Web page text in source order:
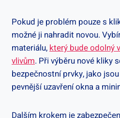
Pokud je problém ‍pouze s
možné ji nahradit novou.
materiálu, který bude odolný
vlivům. Při výběru nové kliky
bezpečnostní prvky, jako
pevnější uzavření okna a
Dalším krokem je